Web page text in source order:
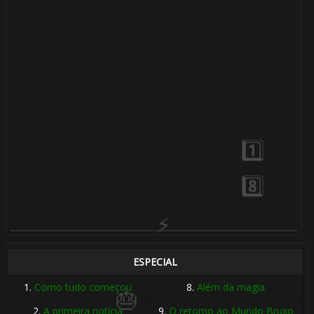
ESPECIAL
1. Como tudo começou 8.Além da magia
2.A primeira notícia 9. O retorno ao Mundo Bruxo